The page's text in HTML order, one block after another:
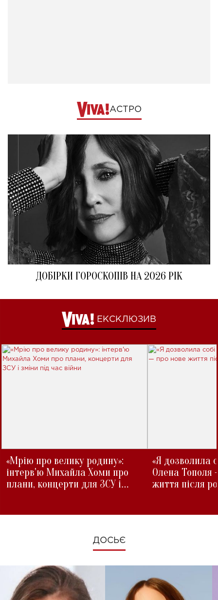
АСТРО
ДОБІРКИ ГОРОСКОПІВ НА 2026 РІК
ЕКСКЛЮЗИВ
«Мрію про велику родину»:
інтерв'ю Михайла Хоми про
плани, концерти для ЗСУ і
«Я дозволила
Олена Тополя
життя після
ДОСЬЄ